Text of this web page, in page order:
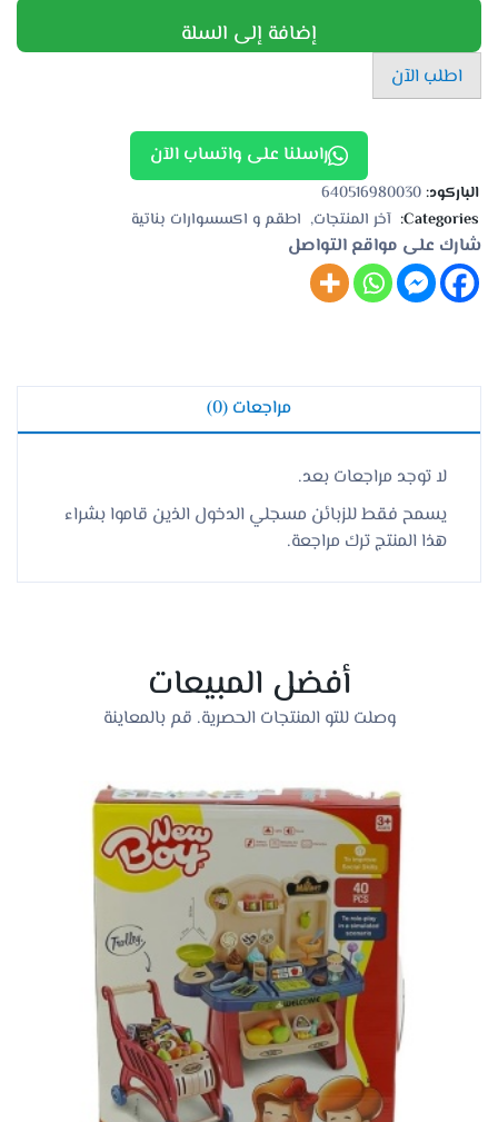
إضافة إلى السلة
اطلب الآن
راسلنا على واتساب الآن
الباركود: 640516980030
Categories: آخر المنتجات اطقم و اكسسوارات بناتية
شارك على مواقع التواصل
مراجعات (0)
لا توجد مراجعات بعد.
يسمح فقط للزبائن مسجلي الدخول الذين قاموا بشراء
هذا المنتج ترك مراجعة.
أفضل المبيعات
وصلت للتو المنتجات الحصرية. قم بالمعاينة